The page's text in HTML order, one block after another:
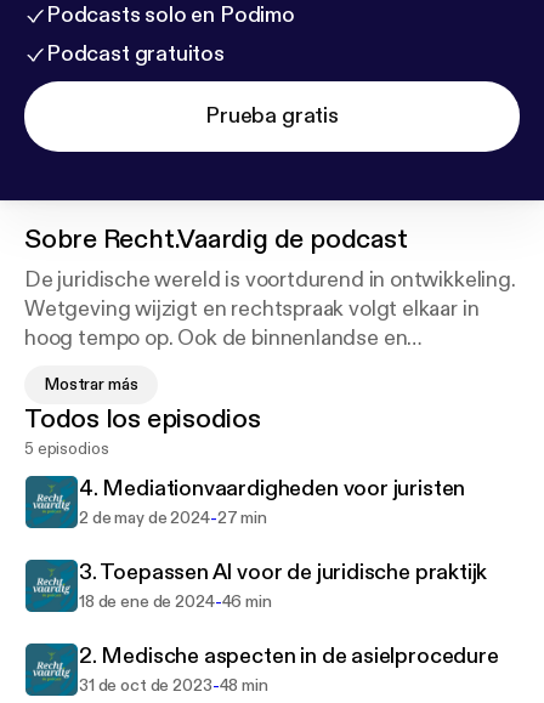
Podcasts solo en Podimo
Podcast gratuitos
Prueba gratis
Sobre Recht.Vaardig de podcast
De juridische wereld is voortdurend in ontwikkeling.
Wetgeving wijzigt en rechtspraak volgt elkaar in
hoog tempo op. Ook de binnenlandse en
oplossingen. Denk hierbij aan de Toeslagenaffaire,
de stikstofproblematiek en de vluchtelingencrisis.
Om op de hoogte te blijven van de belangrijkste
ontwikkelingen die spelen of gaan spelen luister je
naar Recht.Vaardig de Podcast. Ik, Paul Tillemans,
over een bepaalde juridische ontwikkeling of een
bepaald thema. Zo ben jij in korte tijd weer
juridische ontwikkelingen te signaleren en jou in
korte tijd te informeren. Recht.Vaardig de Podcast
Mostrar más
Todos los episodios
5 episodios
4. Mediationvaardigheden voor juristen
2 de may de 2024-27 min
3. Toepassen AI voor de juridische praktijk
18 de ene de 2024-46 min
2. Medische aspecten in de asielprocedure
31 de oct de 2023-48 min